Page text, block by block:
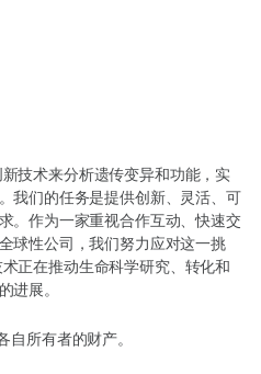
技术来分析遗传变异和功能，实
我们的任务是提供创新、灵活、可
。作为一家重视合作互动、快速交
球性公司，我们努力应对这一挑
正在推动生命科学研究、转化和
进展。
自所有者的财产。